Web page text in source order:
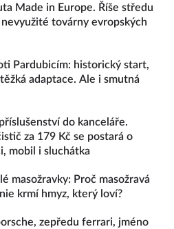
Made in Europe. Říše středu
nevyužité továrny evropských
Pardubicím: historický start,
adaptace. Ale i smutná
do kanceláře.
za 179 Kč se postará o
mobil i sluchátka
masožravky: Proč masožravá
krmí hmyz, který loví?
zepředu ferrari, jméno